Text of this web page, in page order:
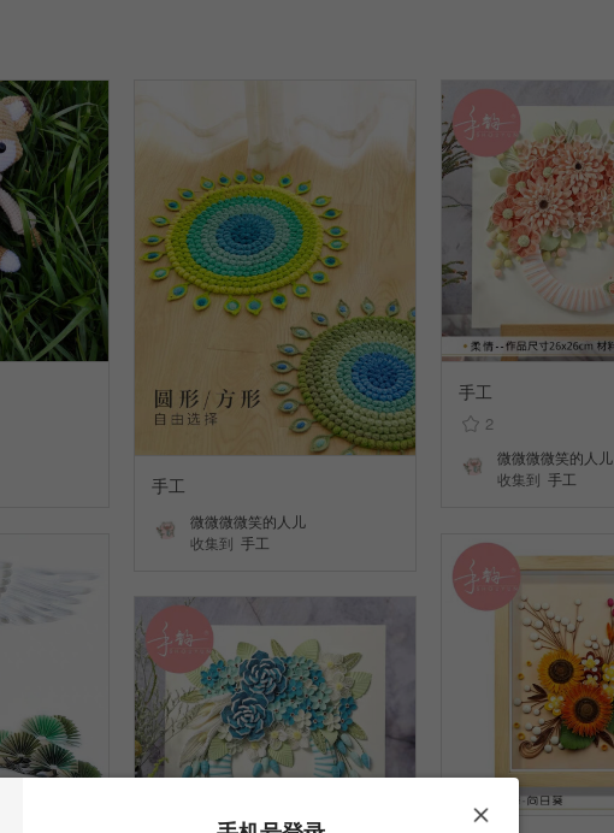
手工
微微微微笑的人儿
收集到 手工
手工
2
微微微微笑的人儿
收集到 手工